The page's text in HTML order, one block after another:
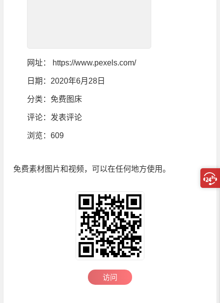
网址： https://www.pexels.com/
日期：2020年6月28日
分类： 免费图床
评论： 发表评论
浏览 ：609
免费素材图片和视频，可以在任何地方使用。
访问